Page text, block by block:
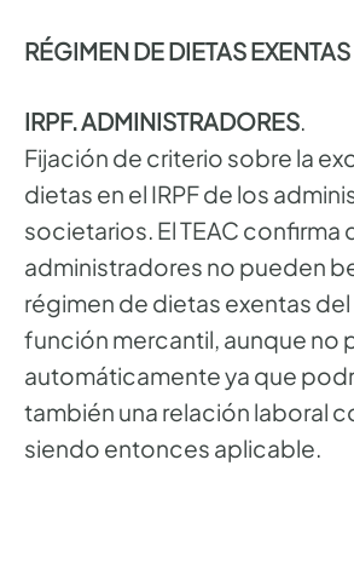
RÉGIMEN DE DIETAS EXENTAS
IRPF. ADMINISTRADORES.
Fijación de criterio sobre la
dietas en el IRPF de los
societarios. El TEAC confirma
administradores no pueden
régimen de dietas exentas del
función mercantil, aunque no
automáticamente ya que
también una relación laboral
siendo entonces aplicable.